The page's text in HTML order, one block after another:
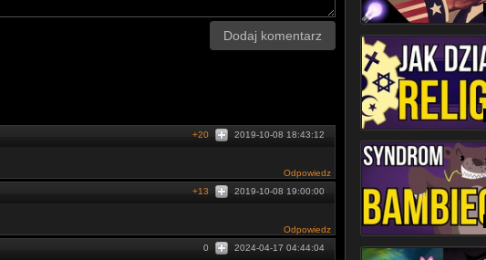
Dodaj komentarz
2019-10-08 18:43:12
+20
Odpowiedz
2019-10-08 19:00:00
+13
Odpowiedz
2024-04-17 04:44:04
0